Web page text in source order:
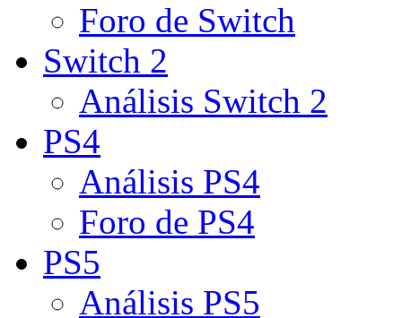
Foro de Switch
Switch 2
Análisis Switch 2
PS4
Análisis PS4
Foro de PS4
PS5
Análisis PS5